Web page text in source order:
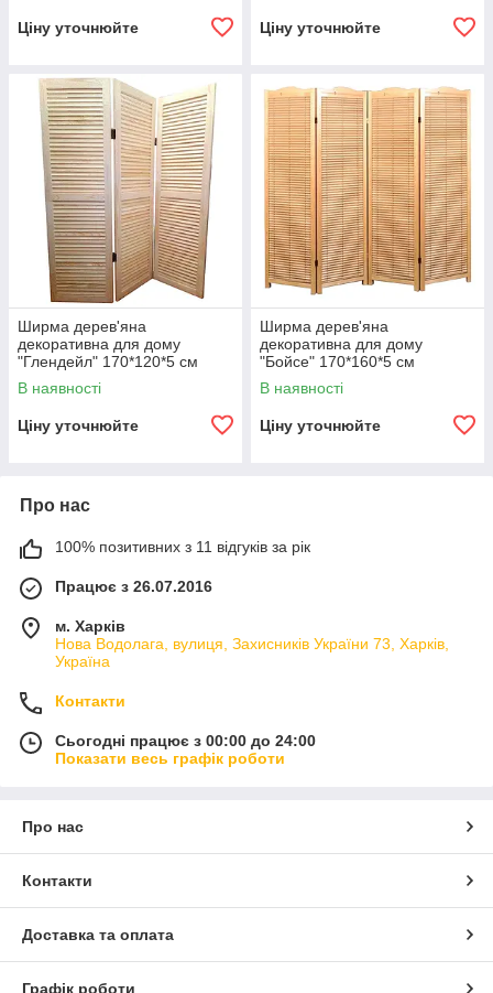
Ціну уточнюйте Ціну уточнюйте
Ширма дерев'яна
декоративна для дому
"Глендейл" 170*120*5 см
В наявності
Ціну уточнюйте
Ширма дерев'яна
декоративна для дому
"Бойсе" 170*160*5 см
В наявності
Ціну уточнюйте
Про нас
100% позитивних з 11 відгуків за рік
Працює з 26.07.2016
м. Харків
Нова Водолага, вулиця, Захисників України 73, Харків,
Україна
Контакти
Сьогодні працює з 00:00 до 24:00
Показати весь графік роботи
Про нас
Контакти
Доставка та оплата
Графік роботи